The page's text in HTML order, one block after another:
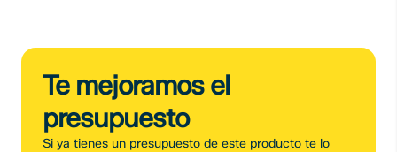
Te mejoramos el
presupuesto
Si ya tienes un presupuesto de este producto te lo